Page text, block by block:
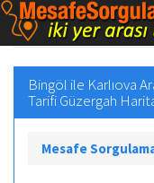
Bingöl ile Karlıova
Tarifi Güzergah
Mesafe